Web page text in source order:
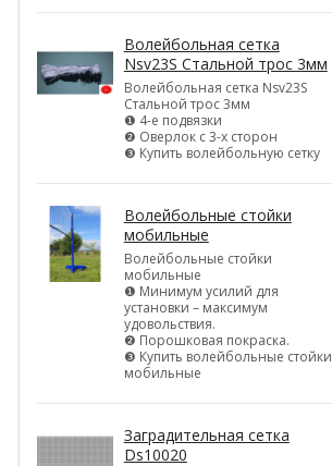
Волейбольная сетка
Nsv23S Стальной трос 3мм
Волейбольная сетка Nsv23S
Стальной трос 3мм
❶ 4-е подвязки
❷ Оверлок с 3-х сторон
❸ Купить волейбольную сетку
Волейбольные стойки
мобильные
Волейбольные стойки
мобильные
❶ Минимум усилий для
установки – максимум
удовольствия.
❷ Порошковая покраска.
❸ Купить волейбольные стойки
мобильные
Заградительная сетка
Ds10020